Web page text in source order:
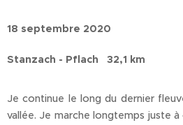
18 septembre 2020
Stanzach - Pflach 32,1 km
Je continue le long du dernier
vallée. Je marche longtemps juste